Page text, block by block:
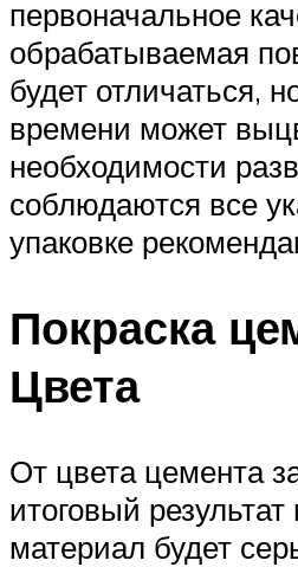
первоначальное
обрабатываемая
будет отличаться,
времени может
необходимости
соблюдаются все
упаковке
Покраска
Цвета
От цвета цемента
итоговый
материал будет